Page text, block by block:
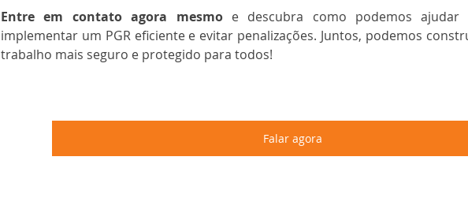
Entre em contato agora mesmo e descubra como podemos ajudar
implementar um PGR eficiente e evitar penalizações. Juntos, podemos
trabalho mais seguro e protegido para todos!
Falar agora